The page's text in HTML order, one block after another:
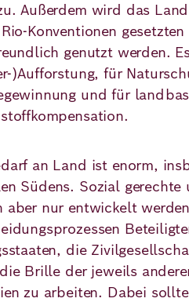
Außerdem wird das
Konventionen
genutzt werden.
)Aufforstung, für
und für
an Land ist enorm,
Südens. Sozial
aber nur entwickelt
die
Brille der jeweils
zu arbeiten. Dabei